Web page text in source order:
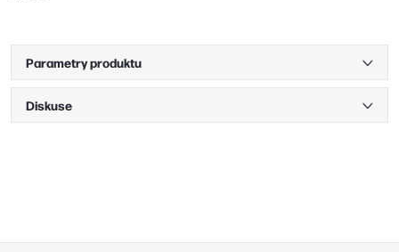
Parametry produktu
Diskuse